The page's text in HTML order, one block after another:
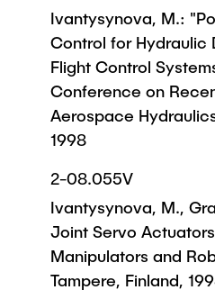
Ivantysynova, M.:
Control for Hydraulic
Flight Control
Conference on
Aerospace
1998
2-08.055V
Ivantysynova, M.,
Joint Servo
Manipulators and
Tampere, Finland,